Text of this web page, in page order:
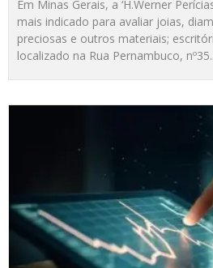
Em Minas Gerais, a ‘H.Werner
mais indicado para avaliar joias,
preciosas e outros materiais;
localizado na Rua Pernambuco, nº35